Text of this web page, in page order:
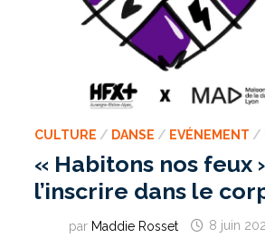
CULTURE / DANSE / EVÉNEMENT /
« Habitons nos feux
l’inscrire dans le
par Maddie Rosset 8 juin